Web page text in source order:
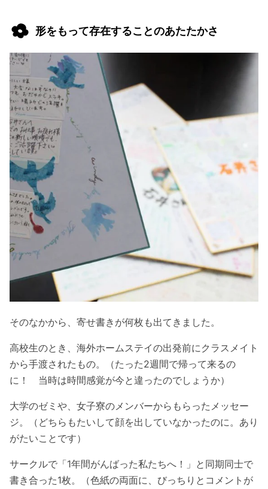
形をもって存在することのあたたかさ
そのなかから、寄せ書きが何枚も出てきました。
高校生のとき、海外ホームステイの出発前にクラスメイト
から手渡されたもの。（たった2週間で帰って来るの
に！ 当時は時間感覚が今と違ったのでしょうか）
大学のゼミや、女子寮のメンバーからもらったメッセー
ジ。（どちらもたいして顔を出していなかったのに。あり
がたいことです）
サークルで「1年間がんばった私たちへ！」と同期同士で
書き合った1枚。（色紙の両面に、びっちりとコメントが